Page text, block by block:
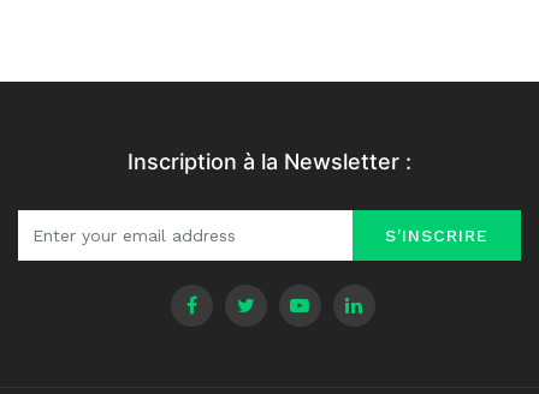
Inscription à la Newsletter :
S'INSCRIRE